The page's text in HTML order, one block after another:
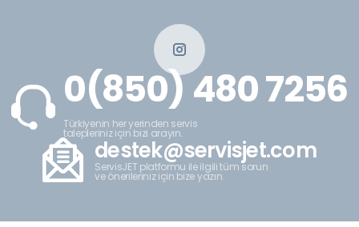
0(850) 480 7256
Türkiyenin her yerinden servis
talepleriniz için bizi arayın.
destek@servisjet.com
ServisJET platformu ile ilgili tüm sorun
ve önerileriniz için bize yazın.